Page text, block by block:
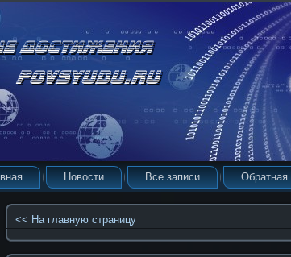
Новости Все записи Обратная
<< На главную страницу